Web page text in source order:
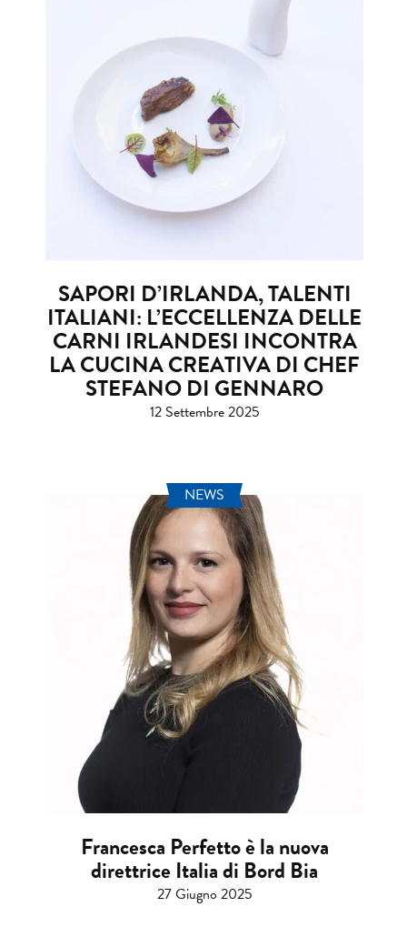
SAPORI D’IRLANDA, TALENTI
ITALIANI: L’ECCELLENZA DELLE
CARNI IRLANDESI INCONTRA
LA CUCINA CREATIVA DI CHEF
STEFANO DI GENNARO
12 Settembre 2025
NEWS
Francesca Perfetto è la nuova
direttrice Italia di Bord Bia
27 Giugno 2025